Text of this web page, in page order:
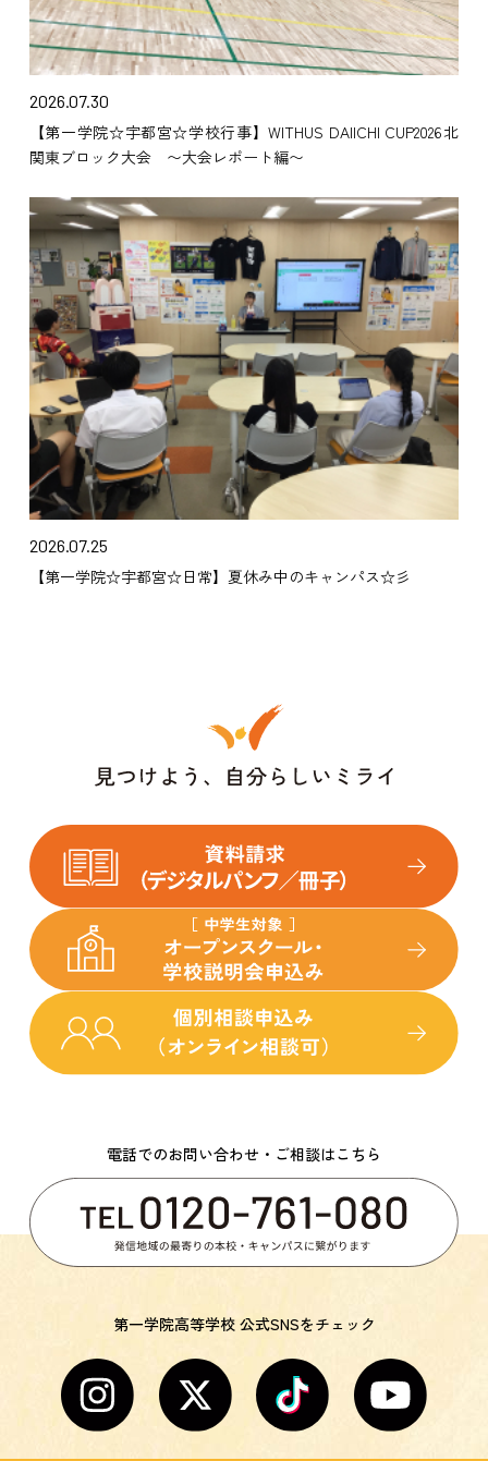
2026.07.30
【第一学院☆宇都宮☆学校行事】WITHUS DAIICHI CUP2026北
関東ブロック大会 〜大会レポート編〜
2026.07.25
【第一学院☆宇都宮☆日常】夏休み中のキャンパス☆彡
電話でのお問い合わせ・ご相談はこちら
第一学院高等学校 公式SNSをチェック